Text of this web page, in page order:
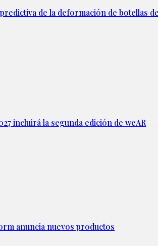
de la deformación de botellas
incluirá la segunda edición de weAR
anuncia nuevos productos